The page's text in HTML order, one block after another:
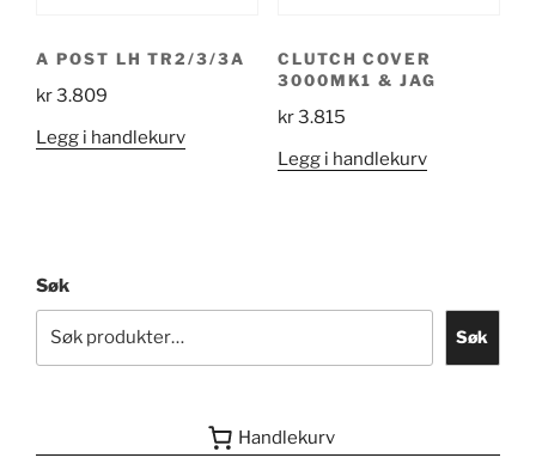
A POST LH TR2/3/3A
kr3.809
Legg i handlekurv
CLUTCH COVER
3000MK1 & JAG
kr3.815
Legg i handlekurv
Søk
Søk
Handlekurv